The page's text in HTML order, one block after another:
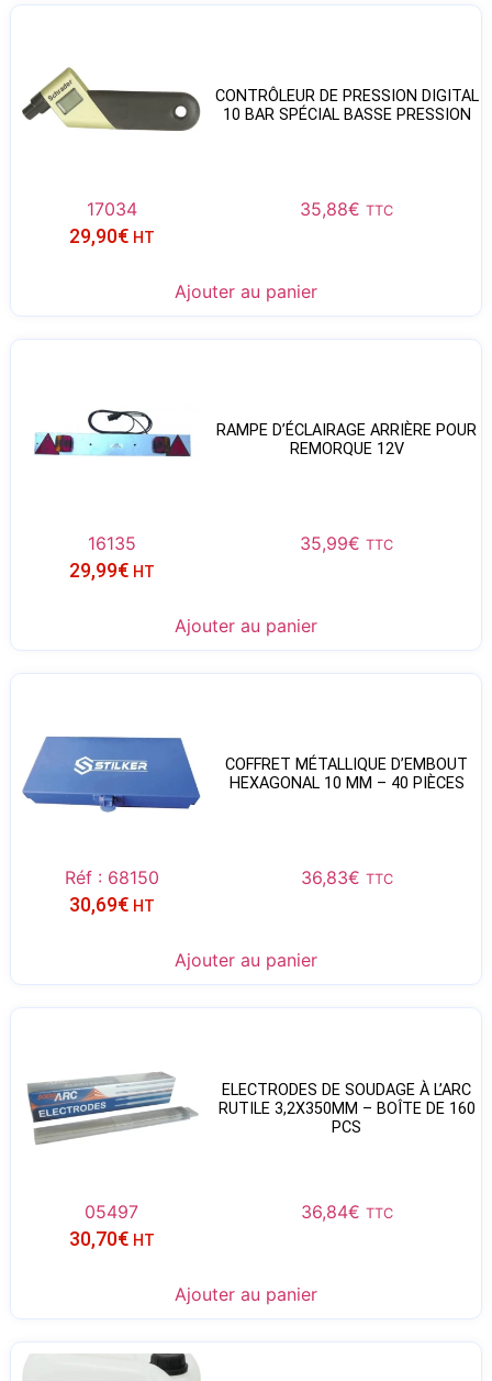
CONTRÔLEUR DE PRESSION DIGITAL
10 BAR SPÉCIAL BASSE PRESSION
17034 35,88€ TTC
29,90€ HT
Ajouter au panier
RAMPE D’ÉCLAIRAGE ARRIÈRE POUR
REMORQUE 12V
16135 35,99€ TTC
29,99€ HT
Ajouter au panier
COFFRET MÉTALLIQUE D’EMBOUT
HEXAGONAL 10 MM – 40 PIÈCES
Réf : 68150 36,83€ TTC
30,69€ HT
Ajouter au panier
ELECTRODES DE SOUDAGE À L’ARC
RUTILE 3,2X350MM – BOÎTE DE 160
PCS
05497 36,84€ TTC
30,70€ HT
Ajouter au panier